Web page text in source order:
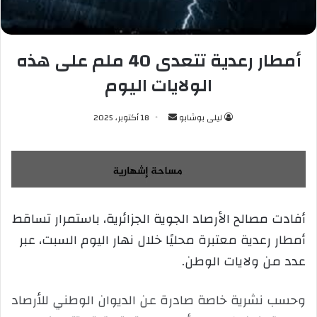
أمطار رعدية تتعدى 40 ملم على هذه
الولايات اليوم
ليلى بوشابو
س
ل
ب
ي
د
ك
18 أكتوبر، 2025
أفادت مصالح الأرصاد الجوية الجزائرية، باستمرار تساقط
أمطار رعدية معتبرة محليًا خلال نهار اليوم السبت، عبر
عدد من ولايات الوطن.
وحسب نشرية خاصة صادرة عن الديوان الوطني للأرصاد